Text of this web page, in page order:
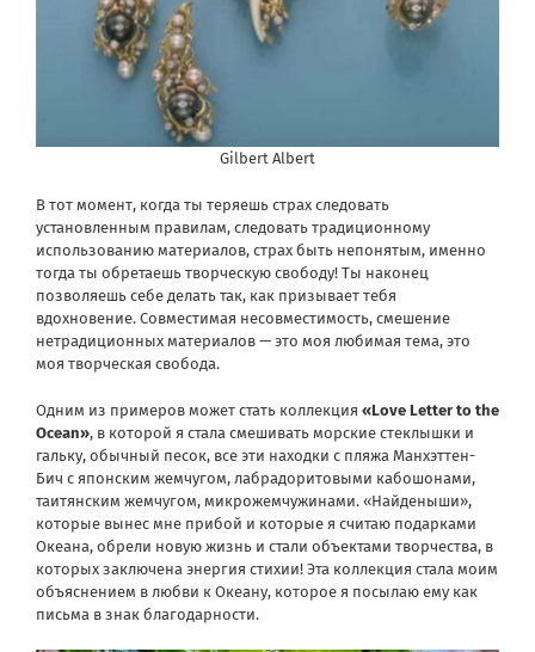
Gilbert Albert
В тот момент, когда ты теряешь страх следовать
установленным правилам, следовать традиционному
использованию материалов, страх быть непонятым, именно
тогда ты обретаешь творческую свободу! Ты наконец
позволяешь себе делать так, как призывает тебя
вдохновение. Совместимая несовместимость, смешение
нетрадиционных материалов — это моя любимая тема, это
моя творческая свобода.
Одним из примеров может стать коллекция «Love Letter to the
Ocean», в которой я стала смешивать морские стеклышки и
гальку, обычный песок, все эти находки с пляжа Манхэттен-
Бич с японским жемчугом, лабрадоритовыми кабошонами,
таитянским жемчугом, микрожемчужинами. «Найденыши»,
которые вынес мне прибой и которые я считаю подарками
Океана, обрели новую жизнь и стали объектами творчества, в
которых заключена энергия стихии! Эта коллекция стала моим
объяснением в любви к Океану, которое я посылаю ему как
письма в знак благодарности.